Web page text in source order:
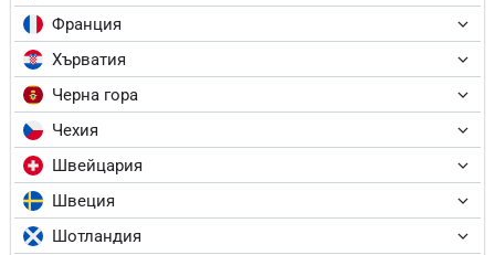
Франция
Хърватия
Черна гора
Чехия
Швейцария
Швеция
Шотландия